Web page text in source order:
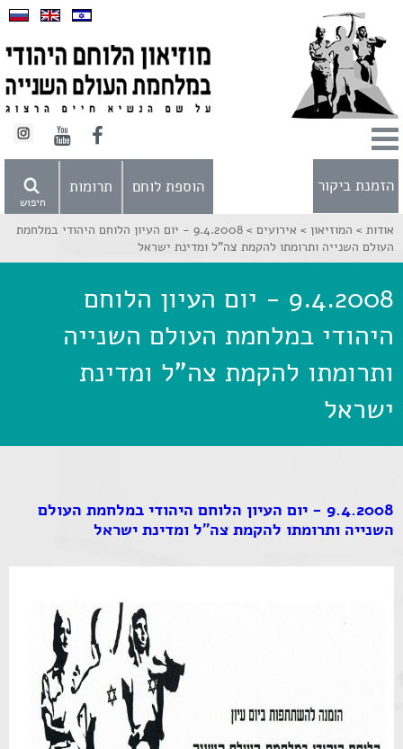
הזמנת ביקור
חיפוש
הוספת לוחם תרומות
אודות > המוזיאון > אירועים >
9.4.2008 - יום העיון הלוחם היהודי במלחמת
העולם השנייה ותרומתו להקמת צה"ל ומדינת ישראל
9.4.2008 - יום העיון הלוחם
היהודי במלחמת העולם השנייה
ותרומתו להקמת צה"ל ומדינת
ישראל
9.4.2008 - יום העיון הלוחם היהודי במלחמת העולם
השנייה ותרומתו להקמת צה"ל ומדינת ישראל